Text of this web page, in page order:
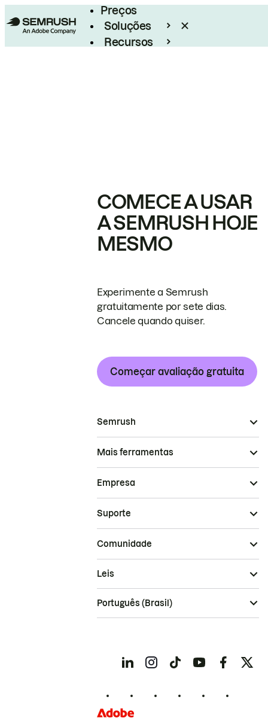
Preços
Soluções
Recursos
COMECE A USAR
A SEMRUSH HOJE
MESMO
Experimente a Semrush
gratuitamente por sete dias.
Cancele quando quiser.
Começar avaliação gratuita
Semrush
Mais ferramentas
Empresa
Suporte
Comunidade
Leis
Português (Brasil)